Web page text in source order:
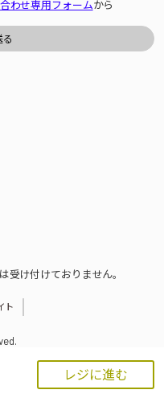
レジに進む
わせ専用フォームから
け付けておりません。
ト